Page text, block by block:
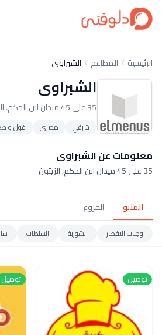
الرئيسية المطاعم الشبراوى
الشبراوى
35 على 45 ميدان ابن الحكم، الزيتون
شرقي مصري فول و
معلومات عن الشبراوى
35 على 45 ميدان ابن الحكم، الزيتون
المنيو الفروع
وجبات الافطار الشوربة السلطات
توصيل توصيل